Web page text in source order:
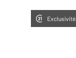
Exclusivité